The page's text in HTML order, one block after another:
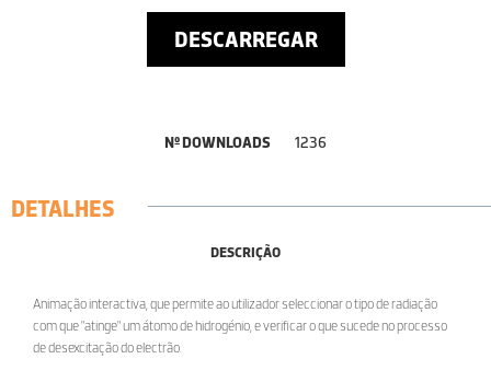
DESCARREGAR
Nº DOWNLOADS 1236
DETALHES
DESCRIÇÃO
Animação interactiva, que permite ao utilizador seleccionar o tipo de radiação
com que "atinge" um átomo de hidrogénio, e verificar o que sucede no processo
de desexcitação do electrão.